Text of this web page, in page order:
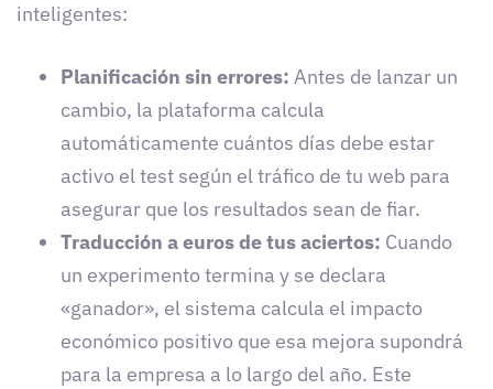
inteligentes:
Planificación sin errores: Antes de lanzar un
cambio, la plataforma calcula
automáticamente cuántos días debe estar
activo el test según el tráfico de tu web para
asegurar que los resultados sean de fiar.
Traducción a euros de tus aciertos: Cuando
un experimento termina y se declara
«ganador», el sistema calcula el impacto
económico positivo que esa mejora supondrá
para la empresa a lo largo del año. Este